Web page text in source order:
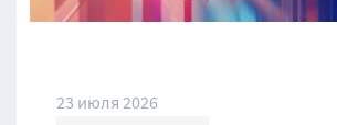
23 июля 2026